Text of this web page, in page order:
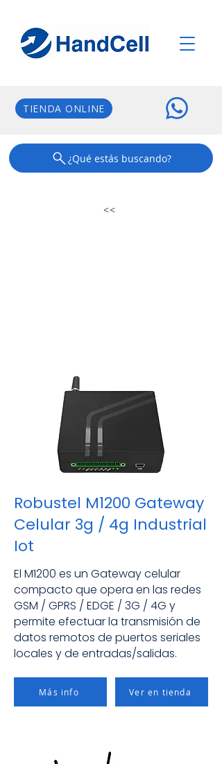
TIENDA ONLINE
¿Qué estás buscando?
<<
Robustel M1200 Gateway
Celular 3g / 4g Industrial
Iot
El M1200 es un Gateway celular
compacto que opera en las redes
GSM / GPRS / EDGE / 3G / 4G y
permite efectuar la transmisión de
datos remotos de puertos seriales
locales y de entradas/salidas.
Más info Ver en tienda